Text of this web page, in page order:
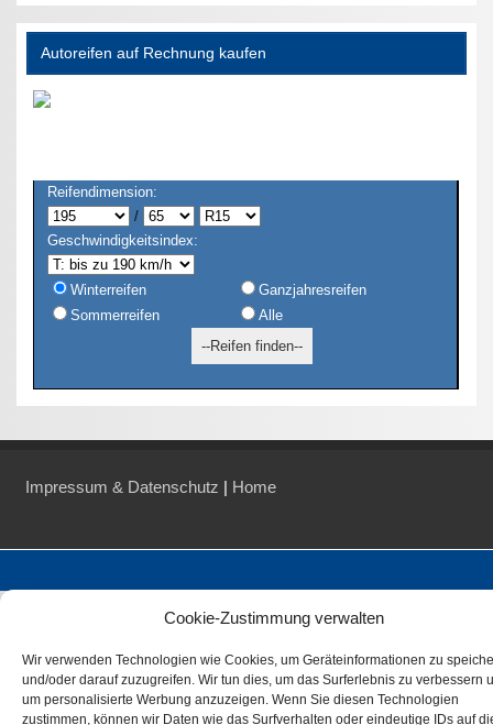
Cookie-Zustimmung verwalten
Wir verwenden Technologien wie Cookies, um Geräteinformationen zu
und/oder darauf zuzugreifen. Wir tun dies, um das Surferlebnis zu verbessern
um personalisierte Werbung anzuzeigen. Wenn Sie diesen Technologien
zustimmen, können wir Daten wie das Surfverhalten oder eindeutige IDs auf
Autoreifen auf Rechnung kaufen
Reifendimension:
/
Geschwindigkeitsindex:
Winterreifen
Ganzjahresreifen
Sommerreifen
Alle
Impressum & Datenschutz | Home